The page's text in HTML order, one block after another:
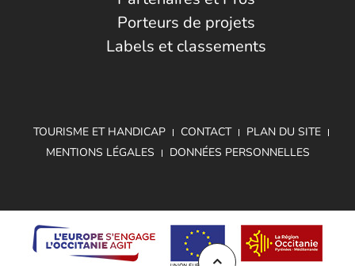
Porteurs de projets
Labels et classements
TOURISME ET HANDICAP CONTACT
PLAN DU SITE
MENTIONS LÉGALES
DONNÉES PERSONNELLES